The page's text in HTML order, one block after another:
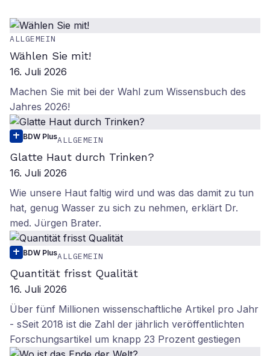
ALLGEMEIN
Wählen Sie mit!
16. Juli 2026
Machen Sie mit bei der Wahl zum Wissensbuch des
Jahres 2026!
BDW PlusALLGEMEIN
Glatte Haut durch Trinken?
16. Juli 2026
Wie unsere Haut faltig wird und was das damit zu tun
hat, genug Wasser zu sich zu nehmen, erklärt Dr.
med. Jürgen Brater.
BDW PlusALLGEMEIN
Quantität frisst Qualität
16. Juli 2026
Über fünf Millionen wissenschaftliche Artikel pro Jahr
- sSeit 2018 ist die Zahl der jährlich veröffentlichten
Forschungsartikel um knapp 23 Prozent gestiegen